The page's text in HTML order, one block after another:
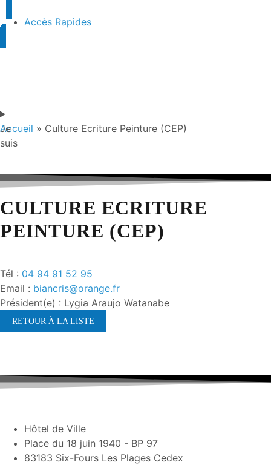
Accès Rapides
Je
suis
Accueil » Culture Ecriture Peinture (CEP)
CULTURE ECRITURE
PEINTURE (CEP)
Tél : 04 94 91 52 95
Email : biancris@orange.fr
Président(e) : Lygia Araujo Watanabe
RETOUR À LA LISTE
Hôtel de Ville
Place du 18 juin 1940 - BP 97
83183 Six-Fours Les Plages Cedex